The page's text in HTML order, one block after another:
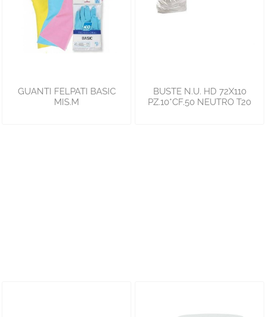
GUANTI FELPATI BASIC
MIS.M
BUSTE N.U. HD 72X110
PZ.10*CF.50 NEUTRO T20